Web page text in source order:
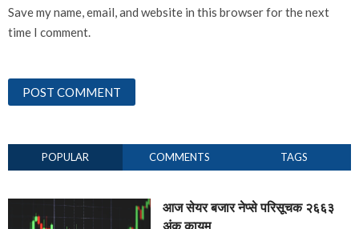
Save my name, email, and website in this browser for the next
time I comment.
POPULAR COMMENTS TAGS
आज सेयर बजार नेप्से परिसूचक २६६३